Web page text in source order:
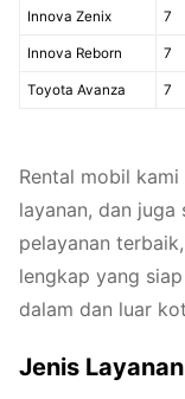
Innova Zenix 7
Innova Reborn 7
Toyota Avanza 7
Rental mobil
layanan, dan juga
pelayanan
lengkap yang
dalam dan luar
Jenis